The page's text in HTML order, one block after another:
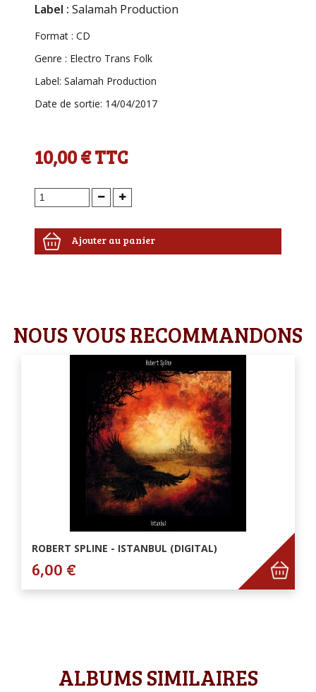
Label : Salamah Production
Format : CD
Genre : Electro Trans Folk
Label: Salamah Production
Date de sortie: 14/04/2017
10,00 €TTC
Ajouter au panier
NOUS VOUS RECOMMANDONS
ROBERT SPLINE - ISTANBUL (DIGITAL)
6,00 €
ALBUMS SIMILAIRES